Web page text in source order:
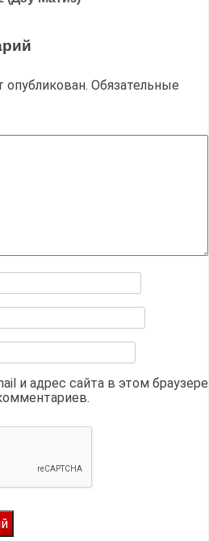
опубликован. Обязательные
и адрес сайта в этом браузере